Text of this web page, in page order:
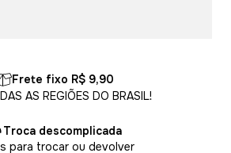
Frete fixo R$ 9,90
AS REGIÕES DO BRASIL!
Troca descomplicada
para trocar ou devolver